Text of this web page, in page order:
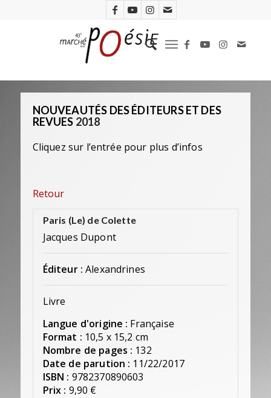
NOUVEAUTÉS DES ÉDITEURS ET DES
REVUES 2018
Cliquez sur l’entrée pour plus d’infos
Retour
Paris (Le) de Colette
Jacques Dupont
Éditeur : Alexandrines
Livre
Langue d'origine : Française
Format : 10,5 x 15,2 cm
Nombre de pages : 132
Date de parution : 11/22/2017
ISBN : 9782370890603
Prix : 9,90 €